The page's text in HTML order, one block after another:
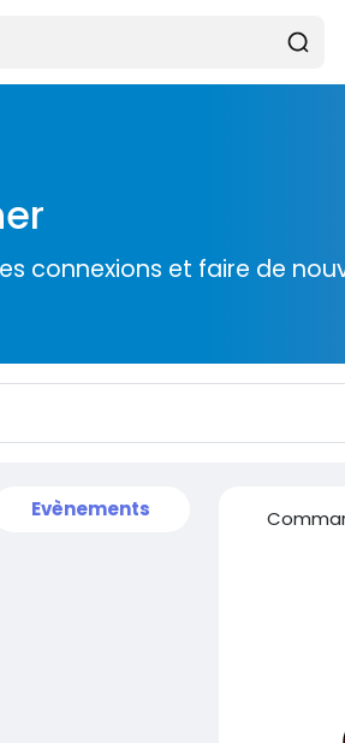
connexions et faire de
Evènements